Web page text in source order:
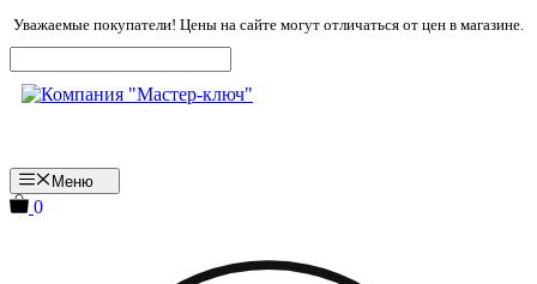
Перейти
к
содержимому
Уважаемые покупатели! Цены на сайте могут отличаться от цен в магазине.
Меню
0